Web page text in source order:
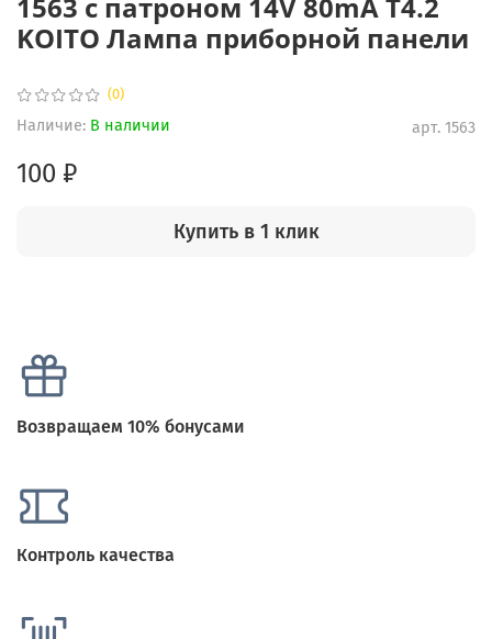
(0)
арт. 1563
Наличие: В наличии
KOITO Лампа приборной панели
100 ₽
Купить в 1 клик
Возвращаем 10% бонусами
Контроль качества